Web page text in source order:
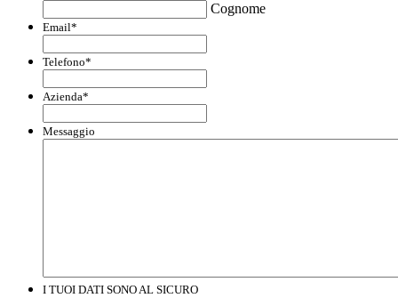
Cognome
Email*
Telefono*
Azienda*
Messaggio
I TUOI DATI SONO AL SICURO